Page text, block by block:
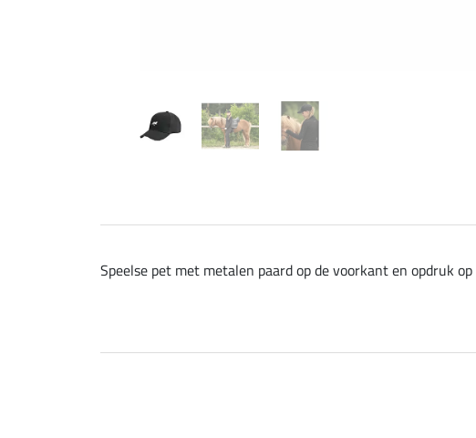
Speelse pet met metalen paard op de voorkant en opdruk